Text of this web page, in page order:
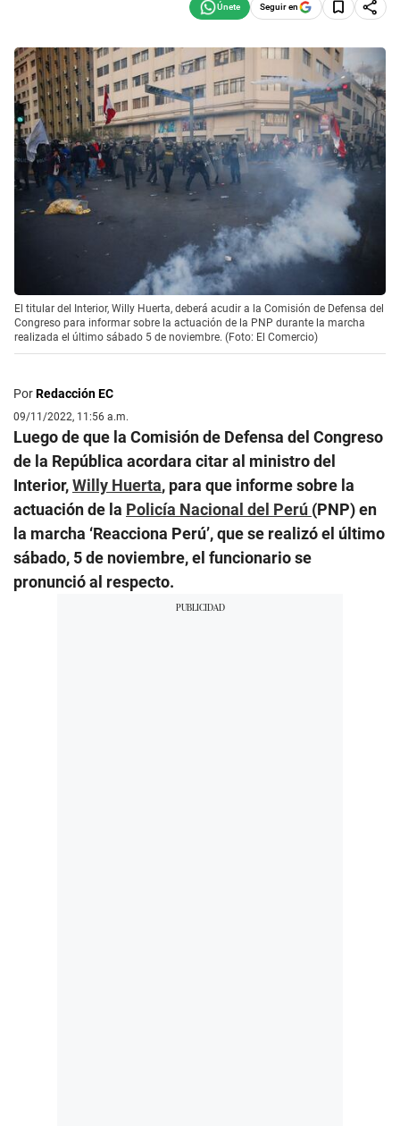
Seguir en
El titular del Interior, Willy Huerta, deberá acudir a la Comisión de Defensa del
Congreso para informar sobre la actuación de la PNP durante la marcha
realizada el último sábado 5 de noviembre. (Foto: El Comercio)
PorRedacción EC
09/11/2022, 11:56 a.m.
Luego de que la Comisión de Defensa del Congreso
de la República acordara citar al ministro del
Interior,Willy Huerta, para que informe sobre la
actuación de la Policía Nacional del Perú (PNP) en
la marcha ‘Reacciona Perú’, que se realizó el último
sábado, 5 de noviembre, el funcionario se
pronunció al respecto.